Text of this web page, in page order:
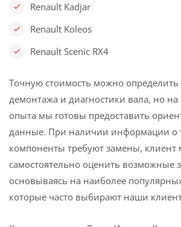
Renault Kadjar
Renault Koleos
Renault Scenic RX4
Точную стоимость можно определить
демонтажа и диагностики вала, но
опыта мы готовы предоставить
данные. При наличии информации о
компоненты требуют замены, клиент
самостоятельно оценить возможные
основываясь на наиболее
которые часто выбирают наши